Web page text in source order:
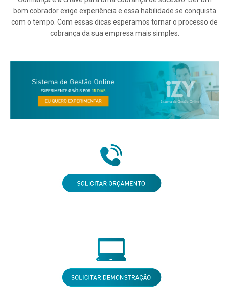
bom cobrador exige experiência e essa habilidade se conquista
com o tempo. Com essas dicas esperamos tornar o processo de
cobrança da sua empresa mais simples.